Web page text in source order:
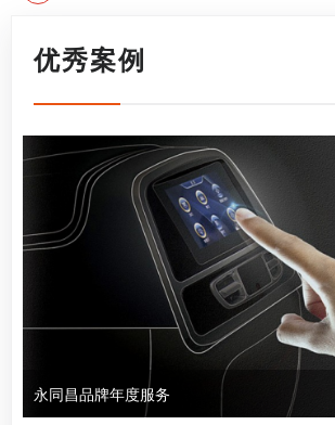
优秀案例
永同昌品牌年度服务